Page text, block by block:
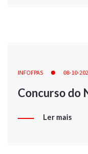
INFOFPAS 08-10-
Concurso do
Ler mais